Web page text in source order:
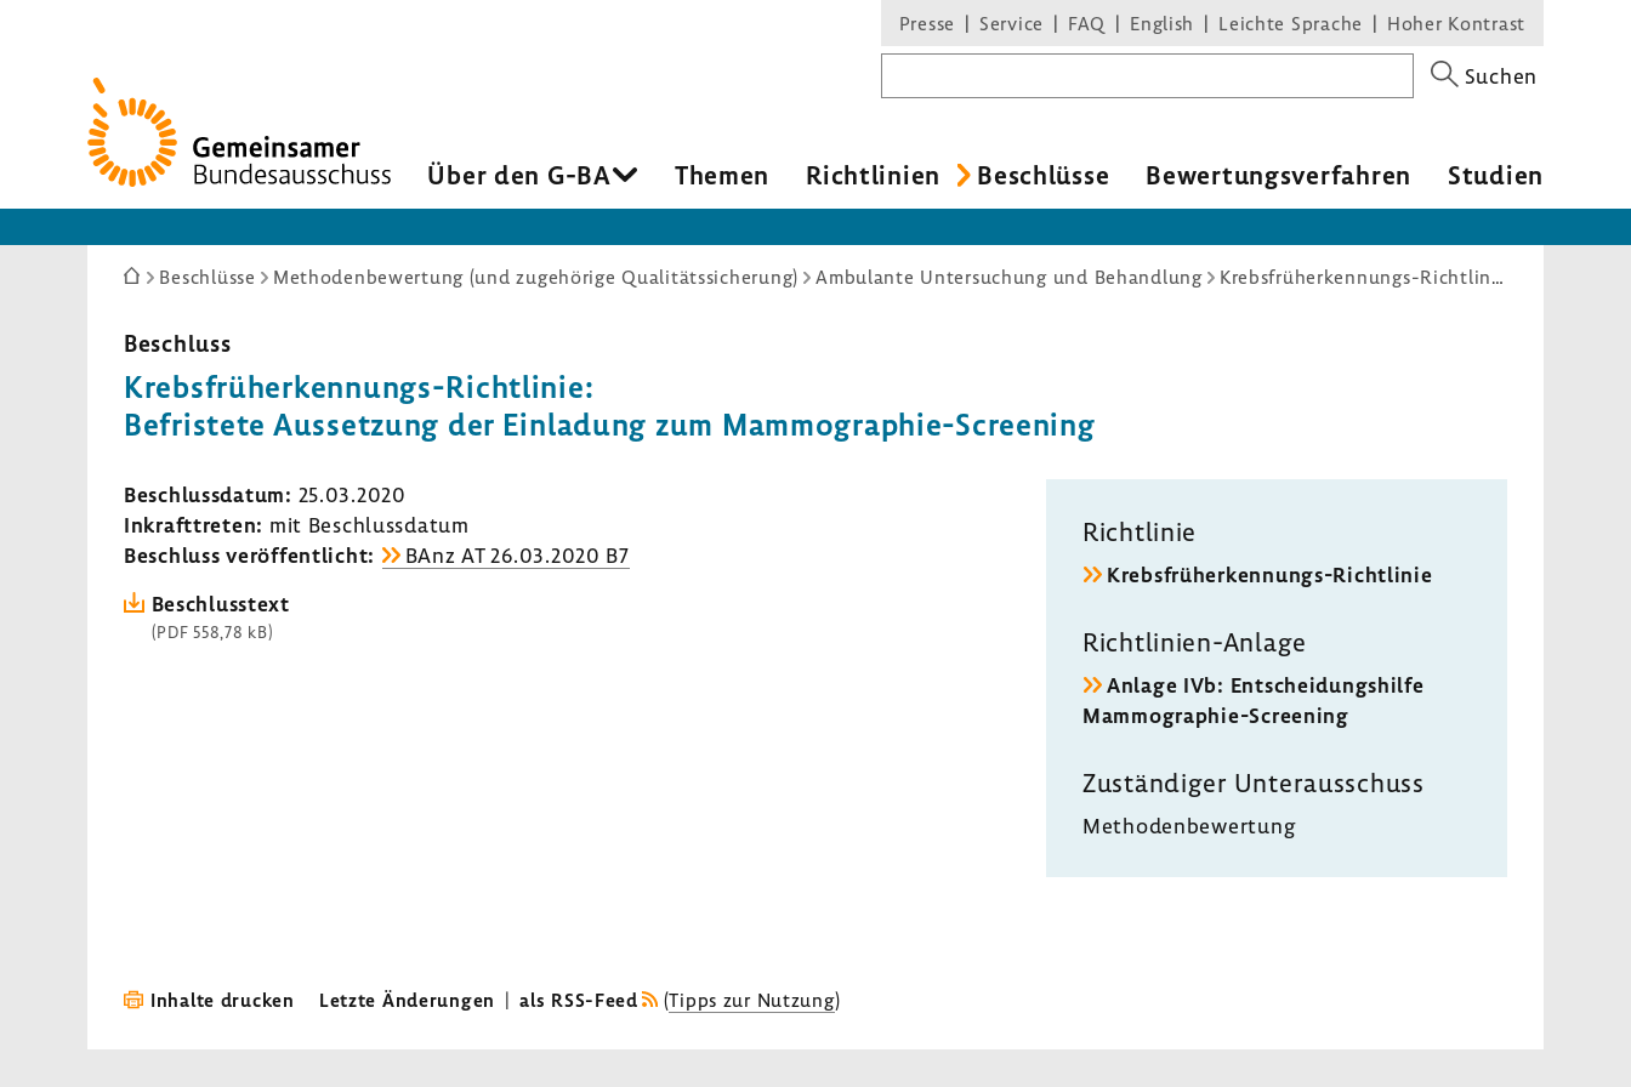
Zur
Startseite
Presse Service FAQ English Leichte Sprache Hoher Kontrast
Suchen
Über den G-BA Themen Richt­li­nien Beschlüsse Bewer­tungs­ver­fahren Studien
Sie
hier:
Beschlüsse Methodenbewertung (und zugehörige Qualitätssicherung) Ambulante Untersuchung und Behandlung Krebsfrüherkennungs-Richtlinie: Befristete Aussetzung der Einladung zum Mammographie-Screening
Beschluss
Krebsfrüherkennungs-​Richtlinie:
Befris­tete Ausset­zung der Einla­dung zum Mammographie-​Screening
Beschluss­datum: 25.03.2020
Inkraft­treten: mit Beschluss­datum
Beschluss veröf­fent­licht:
BAnz AT 26.03.2020 B7
Beschluss­text
(PDF 558,78 kB)
Richt­linie
Krebsfrüherkennungs-​Richtlinie
Richtlinien-​Anlage
Anlage IVb: Entschei­dungs­hilfe
Mammographie-​Screening
Zustän­diger Unter­aus­schuss
Metho­den­be­wer­tung
Inhalte drucken Letzte Änderungen | als RSS-Feed (Tipps zur Nutzung)